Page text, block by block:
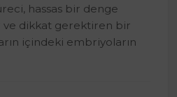
hassas bir denge
ve dikkat gerektiren bir
içindeki embriyoların